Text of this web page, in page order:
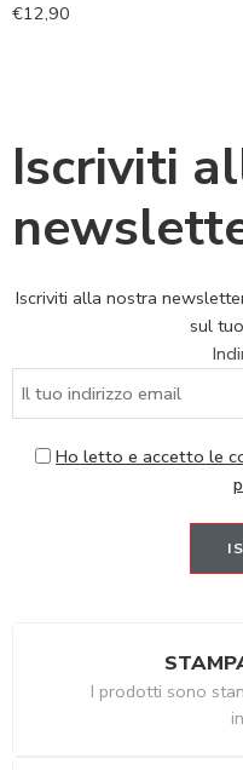
€12,90
Iscriviti
Iscriviti alla nostra
sul
Ho letto e accetto le
I prodotti sono